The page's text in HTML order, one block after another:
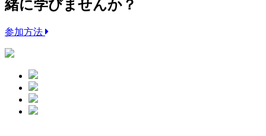
緒に学びませんか？
参加方法